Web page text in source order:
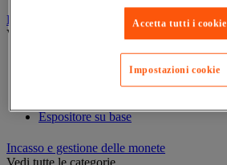
Espositore
Vedi tutte le categorie
Espositore su base
Incasso e gestione delle monete
Vedi tutte le categorie
Accetta tutti i cookie
Impostazioni cookie